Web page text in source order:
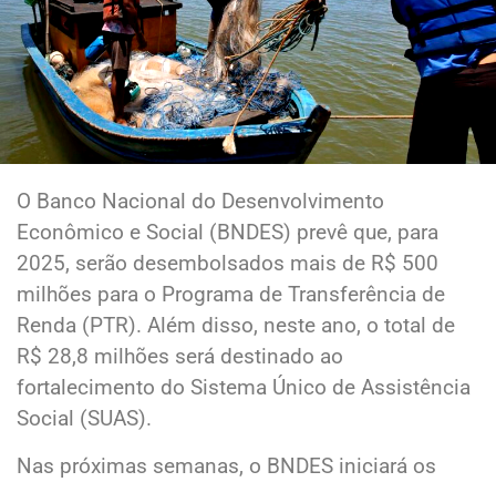
O Banco Nacional do Desenvolvimento
Econômico e Social (BNDES) prevê que, para
2025, serão desembolsados mais de R$ 500
milhões para o Programa de Transferência de
Renda (PTR). Além disso, neste ano, o total de
R$ 28,8 milhões será destinado ao
fortalecimento do Sistema Único de Assistência
Social (SUAS).
Nas próximas semanas, o BNDES iniciará os